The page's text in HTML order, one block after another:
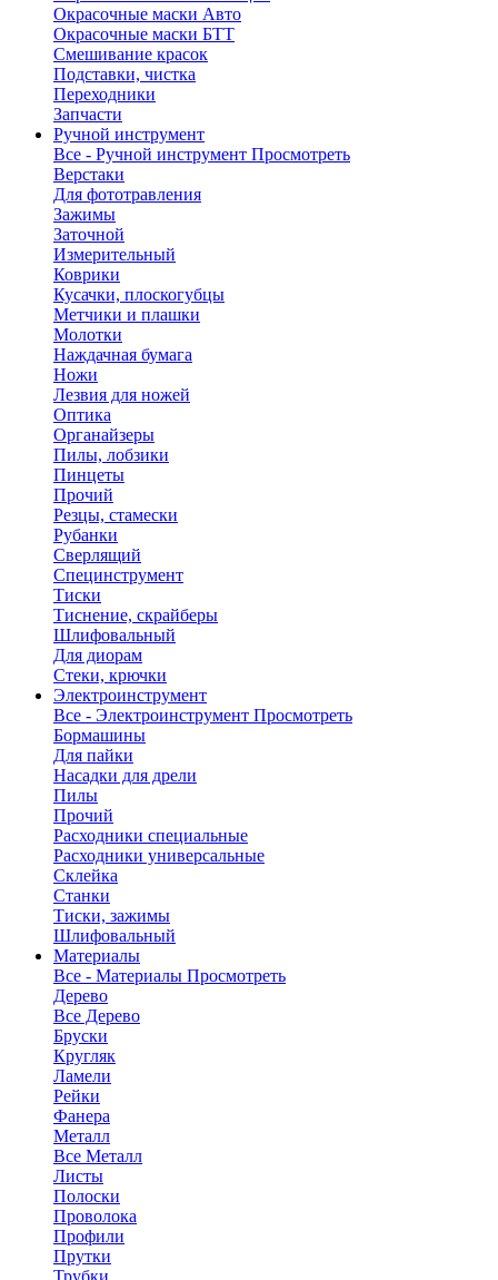
Окрасочные маски Авто
Окрасочные маски БТТ
Смешивание красок
Подставки, чистка
Переходники
Запчасти
Ручной инструмент
Все - Ручной инструмент Просмотреть
Верстаки
Для фототравления
Зажимы
Заточной
Измерительный
Коврики
Кусачки, плоскогубцы
Метчики и плашки
Молотки
Наждачная бумага
Ножи
Лезвия для ножей
Оптика
Органайзеры
Пилы, лобзики
Пинцеты
Прочий
Резцы, стамески
Рубанки
Сверлящий
Специнструмент
Тиски
Тиснение, скрайберы
Шлифовальный
Для диорам
Стеки, крючки
Электроинструмент
Все - Электроинструмент Просмотреть
Бормашины
Для пайки
Насадки для дрели
Пилы
Прочий
Расходники специальные
Расходники универсальные
Склейка
Станки
Тиски, зажимы
Шлифовальный
Материалы
Все - Материалы Просмотреть
Дерево
Все Дерево
Бруски
Кругляк
Ламели
Рейки
Фанера
Металл
Все Металл
Листы
Полоски
Проволока
Профили
Прутки
Трубки